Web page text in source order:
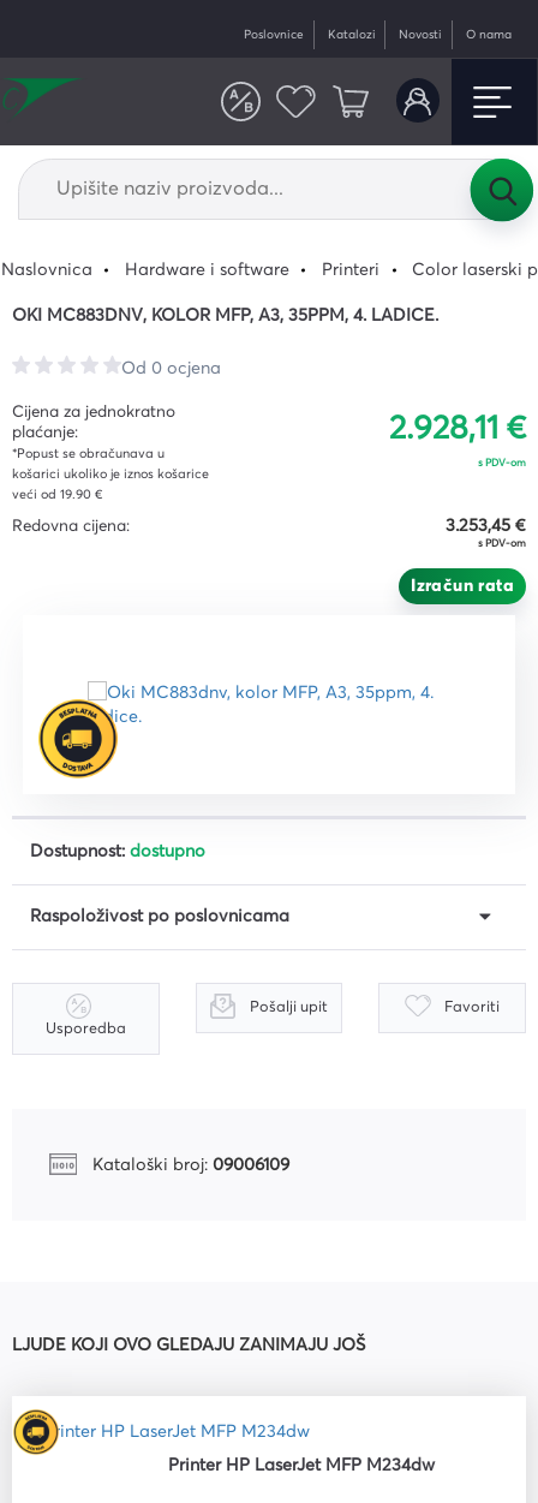
Poslovnice Katalozi Novosti O nama
Naslovnica Hardware i software Printeri Color laserski
OKI MC883DNV, KOLOR MFP, A3, 35PPM, 4. LADICE.
Od 0 ocjena
Cijena za jednokratno
plaćanje:
*Popust se obračunava u
košarici ukoliko je iznos košarice
veći od 19.90 €
2.928,11 €
s PDV-om
Redovna cijena: 3.253,45 €
s PDV-om
Izračun rata
Dostupnost: dostupno
Raspoloživost po poslovnicama
Usporedba
Pošalji upit Favoriti
Kataloški broj: 09006109
LJUDE KOJI OVO GLEDAJU ZANIMAJU JOŠ
Printer HP LaserJet MFP M234dw